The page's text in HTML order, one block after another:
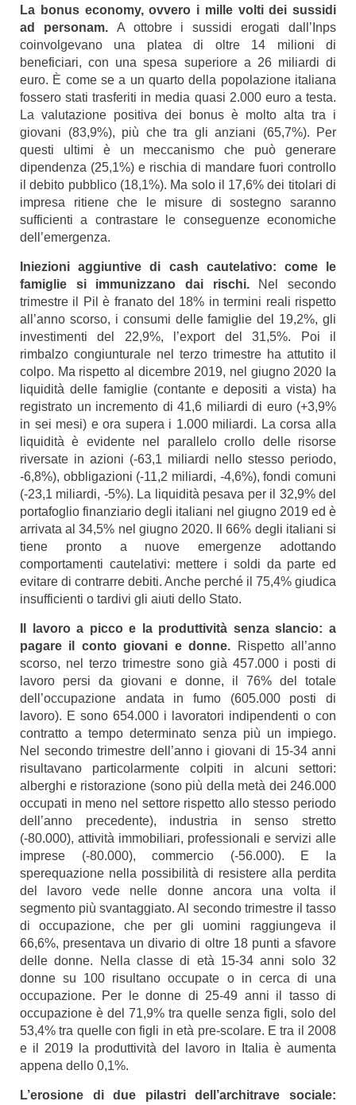
La bonus economy, ovvero i mille volti dei sussidi
ad personam.A ottobre i sussidi erogati dall’Inps
coinvolgevano una platea di oltre 14 milioni di
beneficiari, con una spesa superiore a 26 miliardi di
euro. È come se a un quarto della popolazione italiana
fossero stati trasferiti in media quasi 2.000 euro a testa.
La valutazione positiva dei bonus è molto alta tra i
giovani (83,9%), più che tra gli anziani (65,7%). Per
questi ultimi è un meccanismo che può generare
dipendenza (25,1%) e rischia di mandare fuori controllo
il debito pubblico (18,1%). Ma solo il 17,6% dei titolari di
impresa ritiene che le misure di sostegno saranno
sufficienti a contrastare le conseguenze economiche
dell’emergenza.
Iniezioni aggiuntive di cash cautelativo: come le
famiglie si immunizzano dai rischi. Nel secondo
trimestre il Pil è franato del 18% in termini reali rispetto
all’anno scorso, i consumi delle famiglie del 19,2%, gli
investimenti del 22,9%, l’export del 31,5%. Poi il
rimbalzo congiunturale nel terzo trimestre ha attutito il
colpo. Ma rispetto al dicembre 2019, nel giugno 2020 la
liquidità delle famiglie (contante e depositi a vista) ha
registrato un incremento di 41,6 miliardi di euro (+3,9%
in sei mesi) e ora supera i 1.000 miliardi. La corsa alla
liquidità è evidente nel parallelo crollo delle risorse
riversate in azioni (-63,1 miliardi nello stesso periodo,
-6,8%), obbligazioni (-11,2 miliardi, -4,6%), fondi comuni
(-23,1 miliardi, -5%). La liquidità pesava per il 32,9% del
portafoglio finanziario degli italiani nel giugno 2019 ed è
arrivata al 34,5% nel giugno 2020. Il 66% degli italiani si
tiene pronto a nuove emergenze adottando
comportamenti cautelativi: mettere i soldi da parte ed
evitare di contrarre debiti. Anche perché il 75,4% giudica
insufficienti o tardivi gli aiuti dello Stato.
Il lavoro a picco e la produttività senza slancio: a
pagare il conto giovani e donne. Rispetto all’anno
scorso, nel terzo trimestre sono già 457.000 i posti di
lavoro persi da giovani e donne, il 76% del totale
dell’occupazione andata in fumo (605.000 posti di
lavoro). E sono 654.000 i lavoratori indipendenti o con
contratto a tempo determinato senza più un impiego.
Nel secondo trimestre dell’anno i giovani di 15-34 anni
risultavano particolarmente colpiti in alcuni settori:
alberghi e ristorazione (sono più della metà dei 246.000
occupati in meno nel settore rispetto allo stesso periodo
dell’anno precedente), industria in senso stretto
(-80.000), attività immobiliari, professionali e servizi alle
imprese (-80.000), commercio (-56.000). E la
sperequazione nella possibilità di resistere alla perdita
del lavoro vede nelle donne ancora una volta il
segmento più svantaggiato. Al secondo trimestre il tasso
di occupazione, che per gli uomini raggiungeva il
66,6%, presentava un divario di oltre 18 punti a sfavore
delle donne. Nella classe di età 15-34 anni solo 32
donne su 100 risultano occupate o in cerca di una
occupazione. Per le donne di 25-49 anni il tasso di
occupazione è del 71,9% tra quelle senza figli, solo del
53,4% tra quelle con figli in età pre-scolare. E tra il 2008
e il 2019 la produttività del lavoro in Italia è aumenta
appena dello 0,1%.
L’erosione di due pilastri dell’architrave sociale: